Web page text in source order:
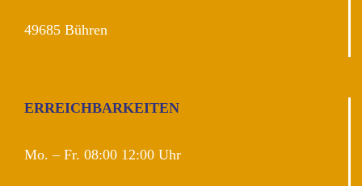
49685 Bühren
ERREICHBARKEITEN
Mo. – Fr. 08:00 12:00 Uhr